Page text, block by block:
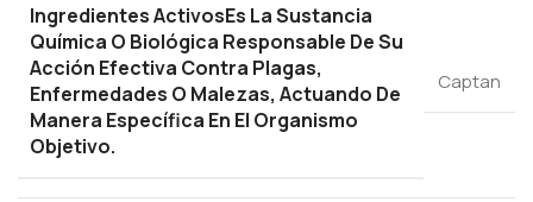
Ingredientes ActivosEs La Sustancia
Química O Biológica Responsable De Su
Acción Efectiva Contra Plagas,
Enfermedades O Malezas, Actuando De
Manera Específica En El Organismo
Objetivo.
Captan